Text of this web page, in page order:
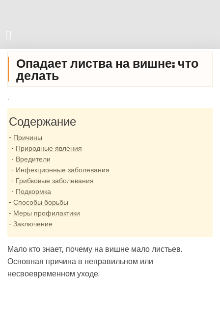
Опадает листва на вишне: что
делать
.
Содержание
Причины
Природные явления
Вредители
Инфекционные заболевания
Грибковые заболевания
Подкормка
Способы борьбы
Меры профилактики
Заключение
Мало кто знает, почему на вишне мало листьев.
Основная причина в неправильном или
несвоевременном уходе.